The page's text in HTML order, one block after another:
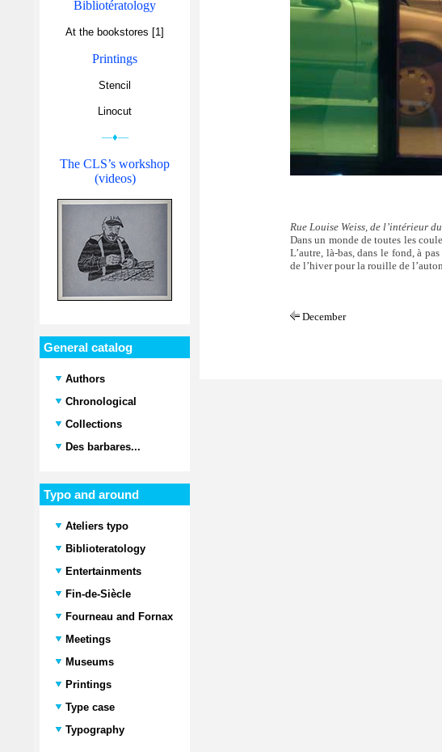
Bibliotératology
At the bookstores [1]
Printings
Stencil
Linocut
—♦—
The CLS’s workshop
(videos)
General catalog
Authors
Chronological
Collections
Des barbares...
Typo and around
Ateliers typo
Biblioteratology
Entertainments
Fin-de-Siècle
Fourneau and Fornax
Meetings
Museums
Printings
Type case
Typography
Rue Louise Weiss, de l’intérieur
Dans un monde de toutes les
L’autre, là-bas, dans le fond, à
de l’hiver pour la rouille de
December